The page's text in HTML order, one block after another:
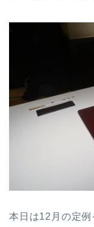
本日は12月の定